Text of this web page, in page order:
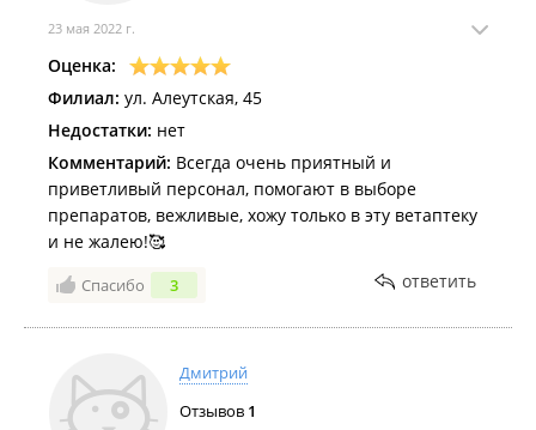
23 мая 2022 г.
Оценка:
Филиал: ул. Алеутская, 45
Недостатки: нет
Комментарий: Всегда очень приятный и
приветливый персонал, помогают в выборе
препаратов, вежливые, хожу только в эту ветаптеку
и не жалею!🥰
Спасибо 3 ответить
Дмитрий
Отзывов 1